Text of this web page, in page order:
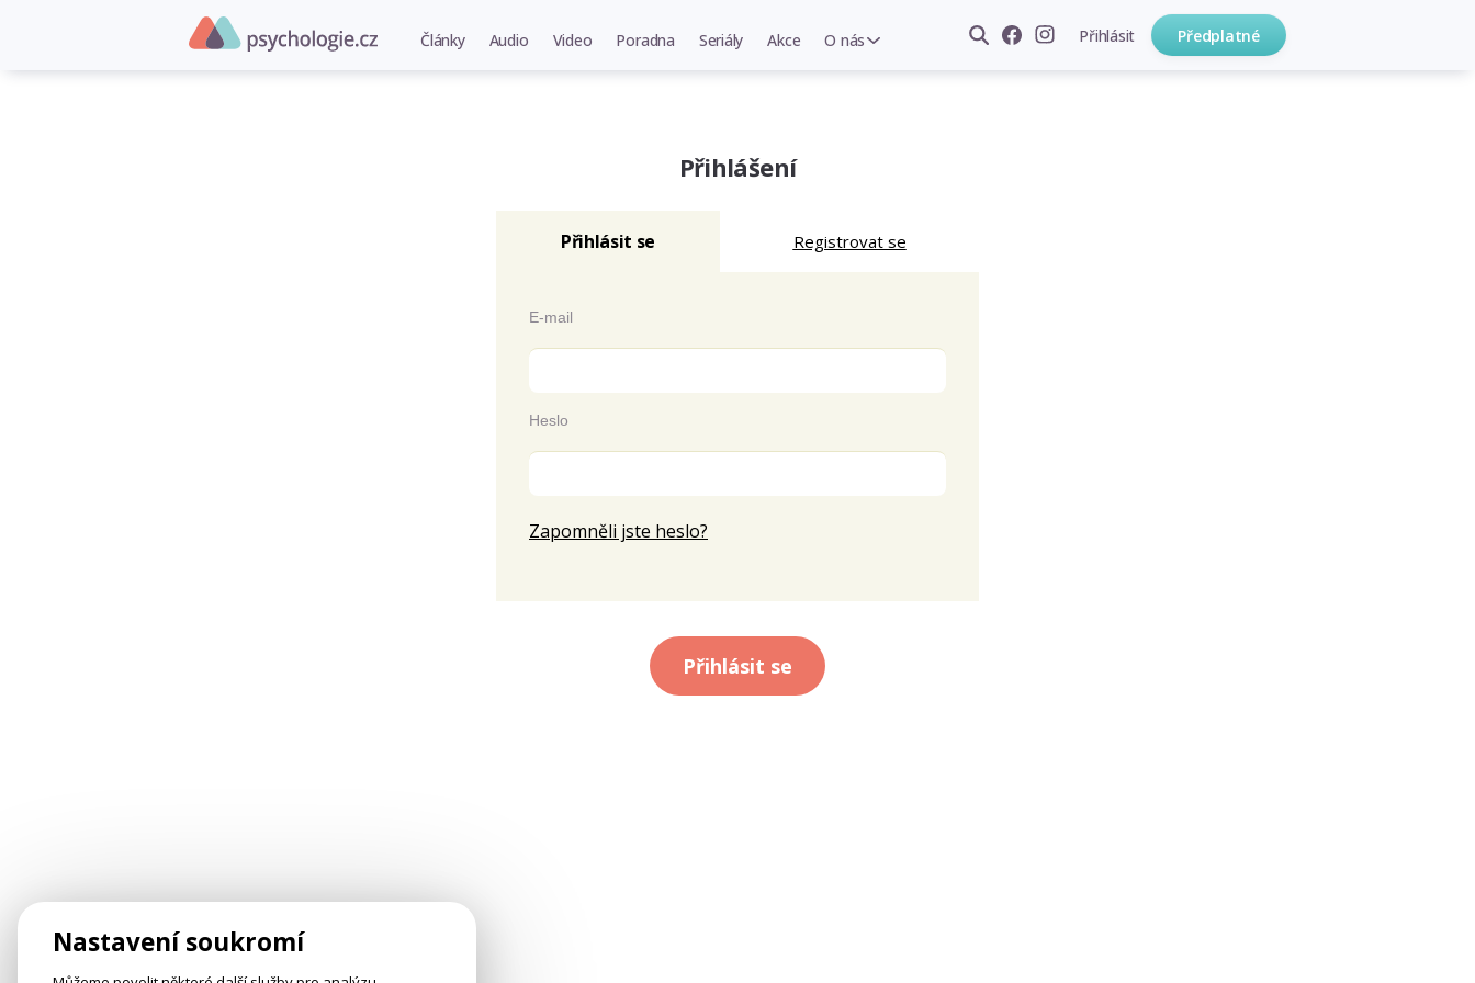
Články Audio Video Poradna Seriály Akce O nás Přihlásit Předplatné
Přihlášení
Přihlásit se Registrovat se
E-mail
Heslo
Zapomněli jste heslo?
Přihlásit se
Nastavení soukromí